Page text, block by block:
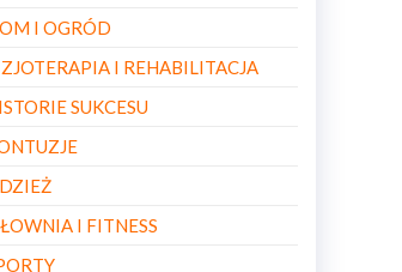
I OGRÓD
I REHABILITACJA
SUKCESU
I FITNESS